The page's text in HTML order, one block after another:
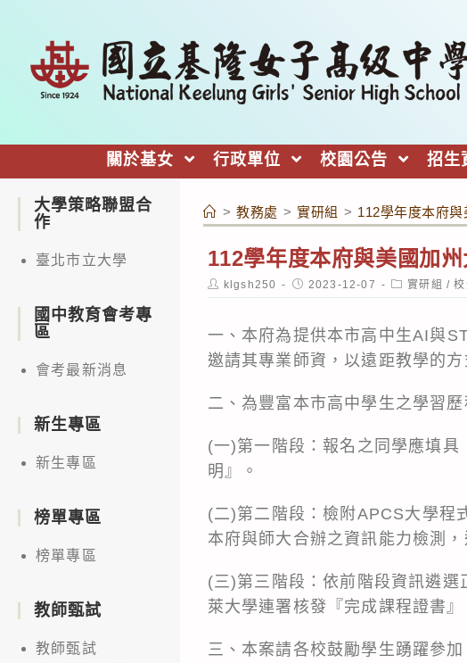
關於基女 行政單位 校園公告 招生
> 教務處 > 實研組 > 112學年度本府
112學年度本府與美國加
Post
author:
klgsh250
Post
published:
2023-12-07
Post
category:
實研組 /
一、本府為提供本市高中生AI與
邀請其專業師資，以遠距教學的
二、為豐富本市高中學生之學習
(一)第一階段：報名之同學應填
明』。
(二)第二階段：檢附APCS大學程
本府與師大合辦之資訊能力檢測
(三)第三階段：依前階段資訊遴
萊大學連署核發『完成課程證書』
三、本案請各校鼓勵學生踴躍參
大學策略聯盟合
作
臺北市立大學
國中教育會考專
區
會考最新消息
新生專區
新生專區
榜單專區
榜單專區
教師甄試
教師甄試